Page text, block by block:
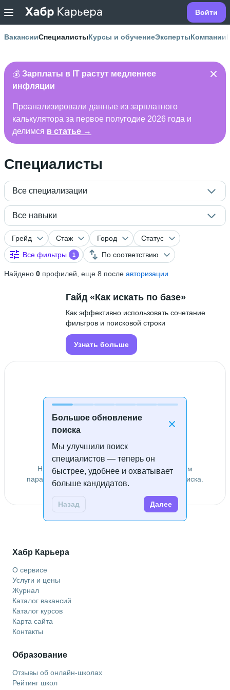
Войти
ВакансииСпециалистыКурсы и обучениеЭкспертыКомпании
💰 Зарплаты в IT растут медленнее
инфляции
Проанализировали данные из зарплатного
калькулятора за первое полугодие 2026 года и
делимся в статье →
Специалисты
Все специализации
Все навыки
Грейд Стаж Город
Статус
Все фильтры
1 По соответствию
Найдено 0 профилей, еще 8 после авторизации
Большое обновление
поиска
Мы улучшили поиск
специалистов — теперь он
быстрее, удобнее и охватывает
больше кандидатов.
Назад Далее
Гайд «Как искать по базе»
Как эффективно использовать сочетание
фильтров и поисковой строки
Узнать больше
Специалисты не найдены
Не удалось найти специалистов по заданным
параметрам. Попробуйте изменить условия поиска.
Хабр Карьера
О сервисе
Услуги и цены
Журнал
Каталог вакансий
Каталог курсов
Карта сайта
Контакты
Образование
Отзывы об онлайн-школах
Рейтинг школ